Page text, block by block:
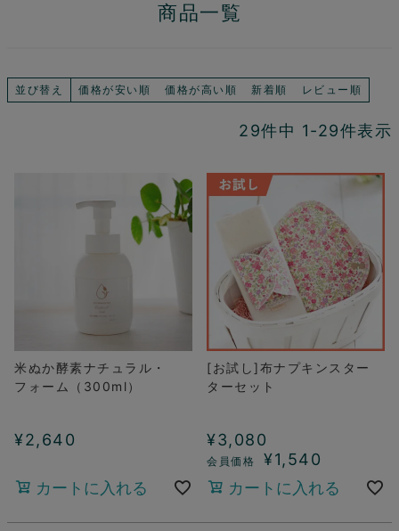
商品一覧
並び替え 価格が安い順 価格が高い順 新着順 レビュー順
29件中 1-29件表示
米ぬか酵素ナチュラル・
フォーム（300ml）
¥2,640
カートに入れる
[お試し]布ナプキンスター
ターセット
¥3,080
¥1,540
カートに入れる